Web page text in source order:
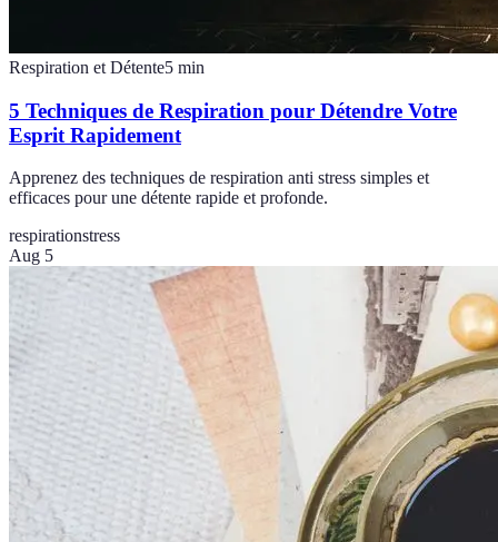
Respiration et Détente5 min
5 Techniques de Respiration pour Détendre Votre
Esprit Rapidement
Apprenez des techniques de respiration anti stress simples et
efficaces pour une détente rapide et profonde.
respirationstress
Aug 5